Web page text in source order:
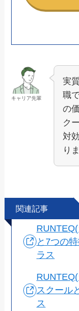
キャリア先輩
実
職
の
ク
対
り
関連記事
と7つの
ラス
スクール
ス